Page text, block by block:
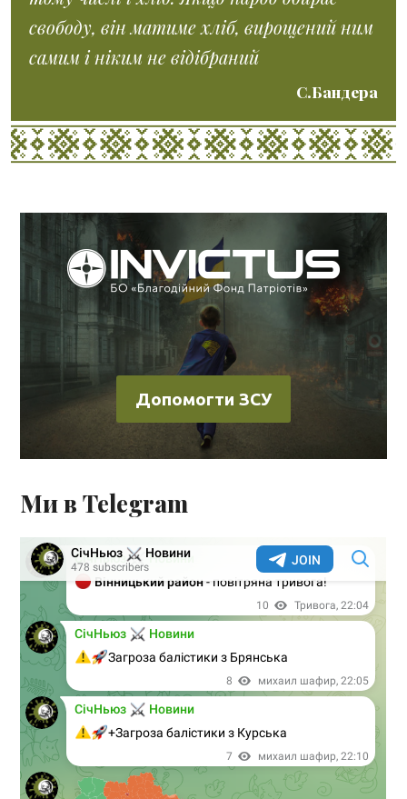
свободу, він матиме хліб, вирощений ним
самим і ніким не відібраний
С.Бандера
Допомогти ЗСУ
Ми в Telegram